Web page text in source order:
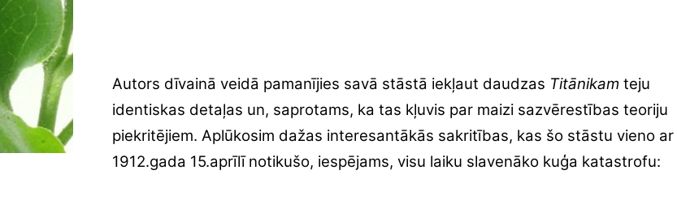
Autors dīvainā veidā pamanījies savā stāstā iekļaut daudzas Titānikam teju
identiskas detaļas un, saprotams, ka tas kļuvis par maizi sazvērestības teoriju
piekritējiem. Aplūkosim dažas interesantākās sakritības, kas šo stāstu vieno ar
1912.gada 15.aprīlī notikušo, iespējams, visu laiku slavenāko kuģa katastrofu: